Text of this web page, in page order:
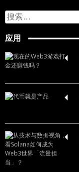
搜
索：
应用